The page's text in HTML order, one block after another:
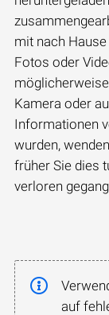
mit nach
Fotos oder
Kamera oder
Informationen
wurden,
früher Sie dies
verloren
auf